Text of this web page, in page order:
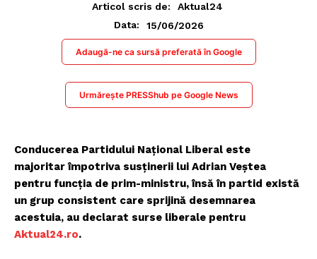
Articol scris de:
Aktual24
Data:
15/06/2026
Adaugă-ne ca sursă preferată în Google
Urmărește PRESShub pe Google News
Conducerea Partidului Național Liberal este
majoritar împotriva susținerii lui Adrian Veștea
pentru funcția de prim-ministru, însă în partid există
un grup consistent care sprijină desemnarea
acestuia, au declarat surse liberale pentru
Aktual24.ro.